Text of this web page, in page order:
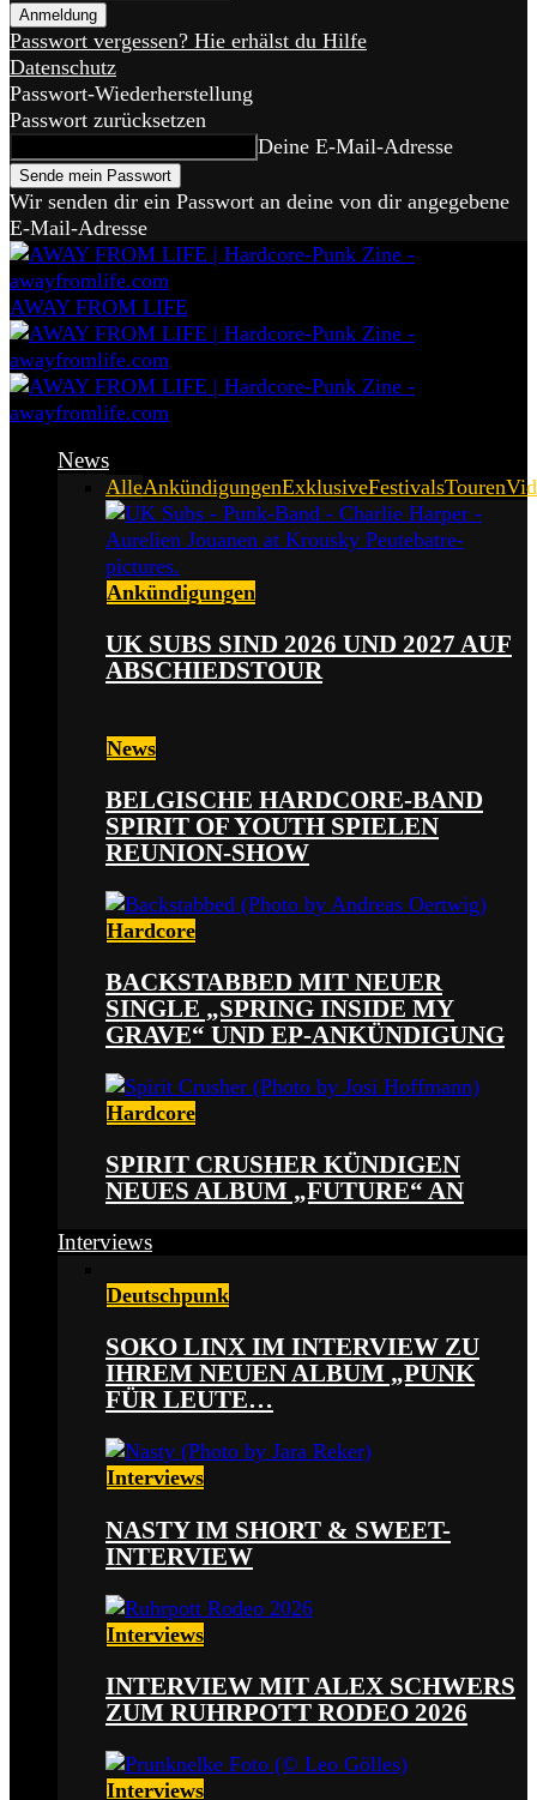
Passwort vergessen? Hie erhälst du Hilfe
Datenschutz
Passwort-Wiederherstellung
Passwort zurücksetzen
Deine E-Mail-Adresse
Wir senden dir ein Passwort an deine von dir angegebene
E-Mail-Adresse
AWAY FROM LIFE
News
AlleAnkündigungenExklusiveFestivalsTouren
Ankündigungen
UK SUBS SIND 2026 UND 2027 AUF
ABSCHIEDSTOUR
News
BELGISCHE HARDCORE-BAND
SPIRIT OF YOUTH SPIELEN
REUNION-SHOW
Hardcore
BACKSTABBED MIT NEUER
SINGLE „SPRING INSIDE MY
GRAVE“ UND EP-ANKÜNDIGUNG
Hardcore
SPIRIT CRUSHER KÜNDIGEN
NEUES ALBUM „FUTURE“ AN
Interviews
Deutschpunk
SOKO LINX IM INTERVIEW ZU
IHREM NEUEN ALBUM „PUNK
FÜR LEUTE…
Interviews
NASTY IM SHORT & SWEET-
INTERVIEW
Interviews
INTERVIEW MIT ALEX SCHWERS
ZUM RUHRPOTT RODEO 2026
Interviews